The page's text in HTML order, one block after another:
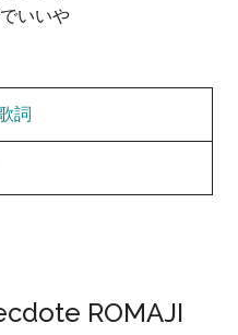
いいや
詞
ROMAJI